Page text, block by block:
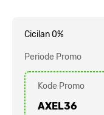
Cicilan 0%
Periode Promo
Kode Promo
AXEL36